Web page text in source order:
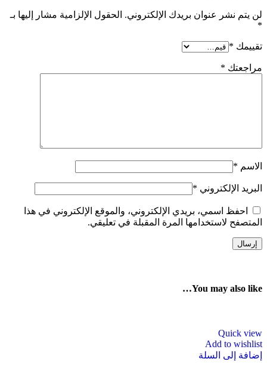
لن يتم نشر عنوان بريدك الإلكتروني. الحقول الإلزامية مشار إليها بـ
*
تقييمك *
مراجعتك *
الاسم *
البريد الإلكتروني *
احفظ اسمي، بريدي الإلكتروني، والموقع الإلكتروني في هذا
المتصفح لاستخدامها المرة المقبلة في تعليقي.
You may also like…
Quick view
Add to wishlist
إضافة إلى السلة